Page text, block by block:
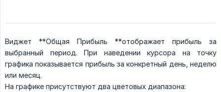
Виджет **Общая Прибыль **отображает прибыль за
выбранный период. При наведении курсора на точку
графика показывается прибыль за конкретный день, неделю
или месяц.
На графике присутствуют два цветовых диапазона: